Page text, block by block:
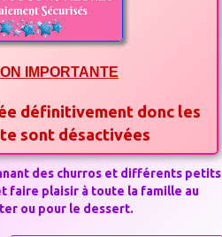
IMPORTANTE
définitivement donc les
sont désactivées
des churros et différents petits
faire plaisir à toute la famille au
ou pour le dessert.